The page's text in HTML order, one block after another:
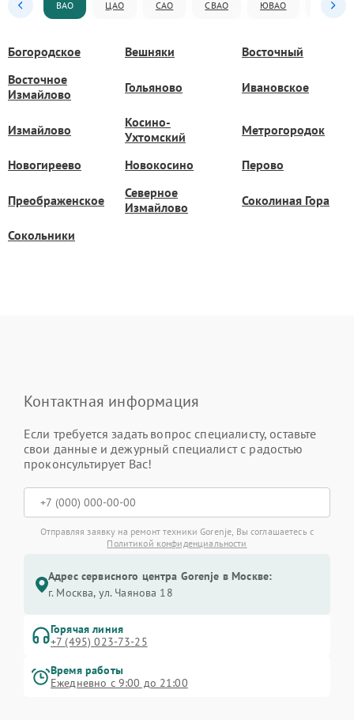
ВАО ЦАО САО СВАО ЮВАО ЮАО
Богородское Вешняки
Восточный
Восточное
Измайлово
Гольяново Ивановское
Измайлово
Косино-
Ухтомский
Метрогородок
Новогиреево Новокосино Перово
Преображенское
Северное
Измайлово
Соколиная Гора
Сокольники
Контактная информация
Если требуется задать вопрос специалисту, оставьте
свои данные и дежурный специалист с радостью
проконсультирует Вас!
Отправляя заявку на ремонт техники Gorenje, Вы соглашаетесь с
Политикой конфиденциальности
Адрес сервисного центра Gorenje в Москве:
г. Москва, ул. Чаянова 18
Горячая линия
+7 (495) 023-73-25
Время работы
Ежедневно с 9:00 до 21:00